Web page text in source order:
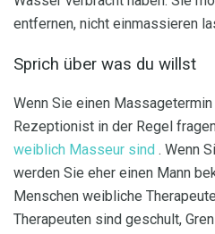
entfernen, nicht einmassieren
Sprich über was du willst
Wenn Sie einen
Rezeptionist in der Regel
weiblich Masseur sind . Wenn
werden Sie eher einen Mann
Menschen weibliche
Therapeuten sind geschult,